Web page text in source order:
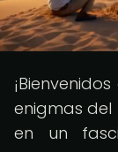
¡Bienvenidos
enigmas
en un